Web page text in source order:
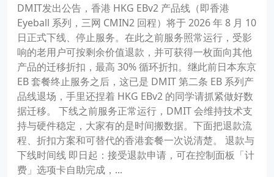
DMIT发出公告，香港 HKG EBv2 产品线（即香港
Eyeball 系列，三网 CMIN2 回程）将于 2026 年 8 月 10
日正式下线、停止服务。在此之前服务照常运行，受影
响的老用户可按剩余价值退款，并可获得一枚面向其他
产品的迁移折扣，最高 30% 循环折扣。继此前日本东京
EB 套餐终止服务之后，这已是 DMIT 第二条 EB 系列产
品线退场，手里还捏着 HKG EBv2 的同学请抓紧做好数
据迁移。 下线之前服务正常运行，DMIT 会维持技术支
持与硬件稳定，大家有的是时间搬数据。下面把退款流
程、折扣方案和可替代的香港套餐一次说清楚。 退款与
下线时间线 即日起：接受退款申请，可在控制面板「计
费」选项卡自助完成，...